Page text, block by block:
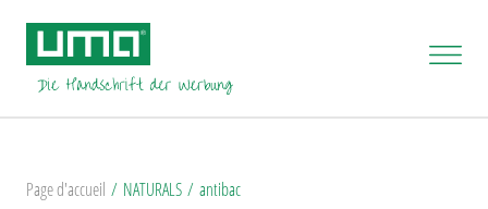
Page d'accueil NATURALS
antibac